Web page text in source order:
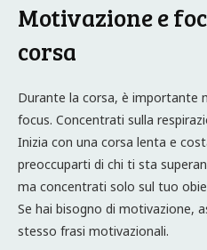
Motivazione e
corsa
Durante la corsa, è importante
focus. Concentrati sulla
Inizia con una corsa lenta e
preoccuparti di chi ti sta
ma concentrati solo sul tuo
Se hai bisogno di motivazione,
stesso frasi motivazionali.